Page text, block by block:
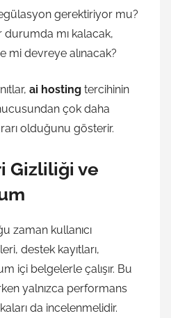
gerektiriyor mu?
durumda mı kalacak,
mi devreye alınacak?
ai hosting tercihinin
çok daha
olduğunu gösterir.
Gizliliği ve
zaman kullanıcı
destek kayıtları,
içi belgelerle çalışır. Bu
yalnızca performans
da incelenmelidir.